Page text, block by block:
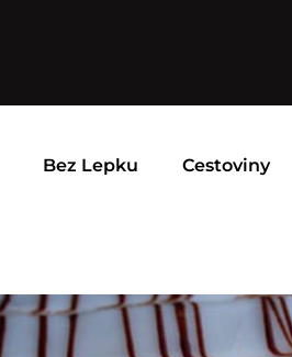
Bez Lepku Cestoviny